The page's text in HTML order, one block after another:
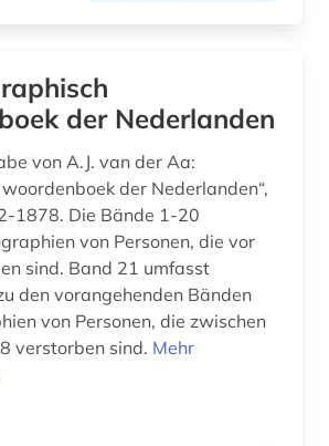
geschichte 1093-1314 (1)
geschichte 1400-2015 (1)
geschichte 1450-1950 (1)
geschichte 1500-1800 (1)
geschichte 1620-1800 (1)
geschichte 1630-1725 (1)
der Nederlanden
von A.J. van der Aa:
der Nederlanden“,
1878. Die Bände 1-20
von Personen, die vor
sind. Band 21 umfasst
den vorangehenden Bänden
von Personen, die zwischen
verstorben sind. Mehr